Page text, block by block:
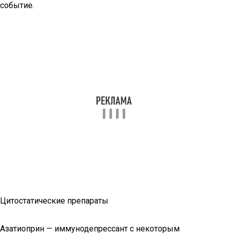
событие.
Цитостатические препараты
Азатиоприн — иммунодепрессант с некоторым